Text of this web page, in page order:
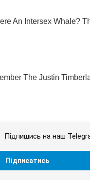
Підпишись на наш
Підписатись